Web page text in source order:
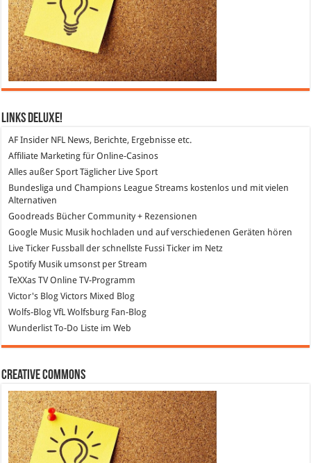
Links DeLuXe!
AF Insider NFL News, Berichte, Ergebnisse etc.
Affiliate Marketing für Online-Casinos
Alles außer Sport Täglicher Live Sport
Bundesliga und Champions League Streams kostenlos und mit vielen
Alternativen
Goodreads Bücher Community + Rezensionen
Google Music Musik hochladen und auf verschiedenen Geräten hören
Live Ticker Fussball der schnellste Fussi Ticker im Netz
SpotifyMusik umsonst per Stream
TeXXas TVOnline TV-Programm
Victor's Blog Victors Mixed Blog
Wolfs-Blog VfL Wolfsburg Fan-Blog
Wunderlist To-Do Liste im Web
Creative Commons